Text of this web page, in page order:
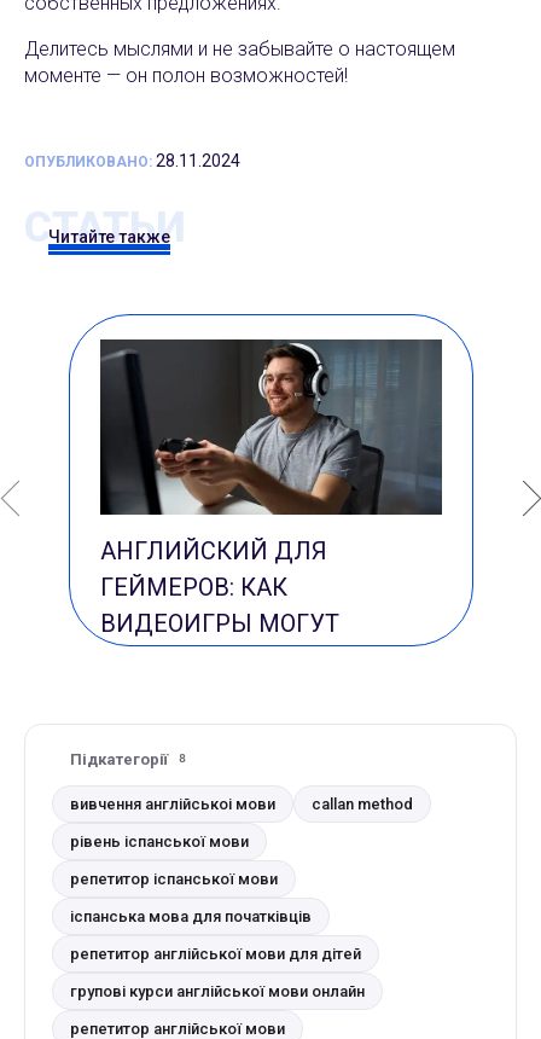
Делитесь мыслями и не забывайте о настоящем
моменте — он полон возможностей!
ОПУБЛИКОВАНО: 28.11.2024
СТАТЬИ
Читайте также
АНГЛИЙСКИЙ ДЛЯ
ГЕЙМЕРОВ: КАК
ВИДЕОИГРЫ МОГУТ
Підкатегорії 8
вивчення англійськоі мови callan method
рівень іспанської мови
репетитор іспанської мови
іспанська мова для початківців
репетитор англійської мови для дітей
групові курси англійської мови онлайн
репетитор англійської мови